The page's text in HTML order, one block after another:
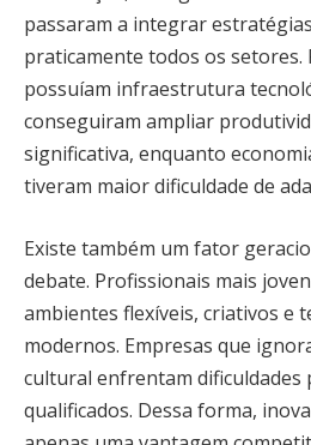
passaram a integrar
praticamente todos os setores.
possuíam infraestrutura
conseguiram ampliar
significativa, enquanto
tiveram maior dificuldade de
Existe também um fator
debate. Profissionais mais
ambientes flexíveis, criativos e
modernos. Empresas que
cultural enfrentam
qualificados. Dessa forma,